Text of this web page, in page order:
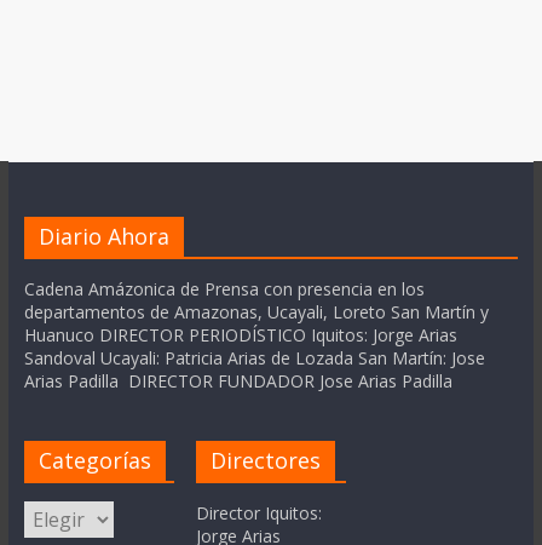
Diario Ahora
Cadena Amázonica de Prensa con presencia en los
departamentos de Amazonas, Ucayali, Loreto San Martín y
Huanuco DIRECTOR PERIODÍSTICO Iquitos: Jorge Arias
Sandoval Ucayali: Patricia Arias de Lozada San Martín: Jose
Arias Padilla DIRECTOR FUNDADOR Jose Arias Padilla
Categorías
Categorías
Directores
Director Iquitos:
Jorge Arias